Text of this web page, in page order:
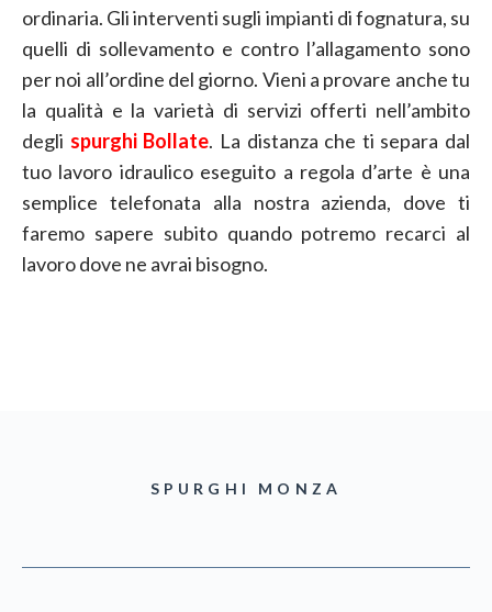
ordinaria. Gli interventi sugli impianti di fognatura, su
quelli di sollevamento e contro l’allagamento sono
per noi all’ordine del giorno. Vieni a provare anche tu
la qualità e la varietà di servizi offerti nell’ambito
degli spurghi Bollate. La distanza che ti separa dal
tuo lavoro idraulico eseguito a regola d’arte è una
semplice telefonata alla nostra azienda, dove ti
faremo sapere subito quando potremo recarci al
lavoro dove ne avrai bisogno.
SPURGHI MONZA